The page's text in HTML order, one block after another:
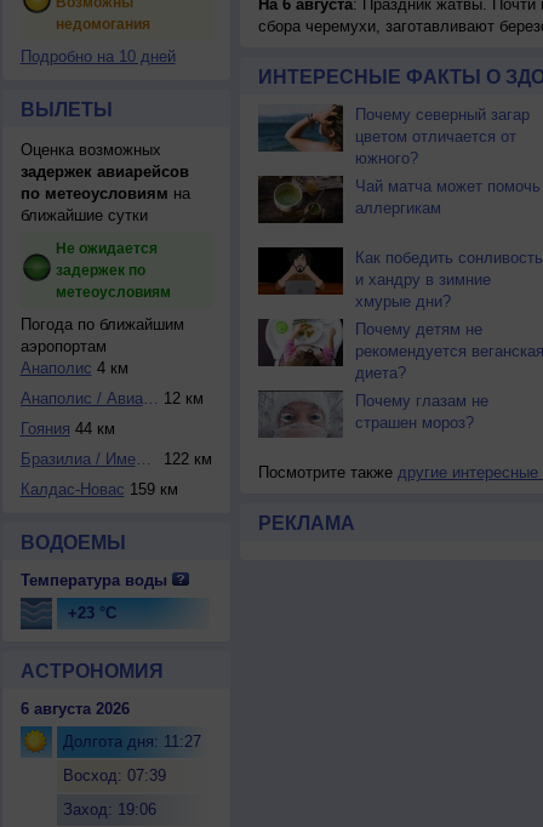
недомогания
Подробно на 10 дней
ВЫЛЕТЫ
Оценка возможных
задержек авиарейсов
по метеоусловиям на
ближайшие сутки
Не ожидается
задержек по
метеоусловиям
Погода по ближайшим
аэропортам
Анаполис 4 км
Анаполис / Авиаба... 12 км
Гояния 44 км
Бразилиа / Имени ...
122 км
Калдас-Новас 159 км
ВОДОЕМЫ
Температура воды
+23 °C
АСТРОНОМИЯ
6 августа 2026
Долгота дня: 11:27
Восход: 07:39
Заход: 19:06
На 6 августа: Праздник жатвы. Почти
сбора черемухи, заготавливают
ИНТЕРЕСНЫЕ ФАКТЫ О
Почему северный загар
цветом отличается от
южного?
Чай матча может помочь
аллергикам
Как победить сонливость
и хандру в зимние
хмурые дни?
Почему детям не
рекомендуется веганская
диета?
Почему глазам не
страшен мороз?
Посмотрите также другие интересные
РЕКЛАМА